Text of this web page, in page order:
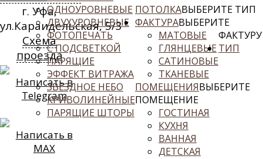
ПОТОЛКАВЫБЕРИТЕ ТИП
ОДНОУРОВНЕВЫЕ
ДВУХУРОВНЕВЫЕ
ФОТОПЕЧАТЬ
С ПОДСВЕТКОЙ
ПАРЯЩИЕ
ЭФФЕКТ ВИТРАЖА
ЗВЕЗДНОЕ НЕБО
КРИВОЛИНЕЙНЫЕ
ПАРЯЩИЕ ШТОРЫ
ФАКТУРАВЫБЕРИТЕ
ФАКТУРУ
МАТОВЫЕ
ГЛЯНЦЕВЫЕ
САТИНОВЫЕ
ТКАНЕВЫЕ
ТИП
ПОМЕЩЕНИЯВЫБЕРИТЕ
ПОМЕЩЕНИЕ
ГОСТИНАЯ
КУХНЯ
ВАННАЯ
ДЕТСКАЯ
г. Уфа,
ул.Караидельская, 5/3
Схема
проезда
Написать в
Telegram
Написать в
MAX